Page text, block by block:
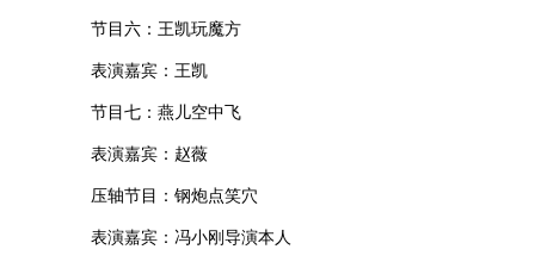
节目六：王凯玩魔方
表演嘉宾：王凯
节目七：燕儿空中飞
表演嘉宾：赵薇
压轴节目：钢炮点笑穴
表演嘉宾：冯小刚导演本人